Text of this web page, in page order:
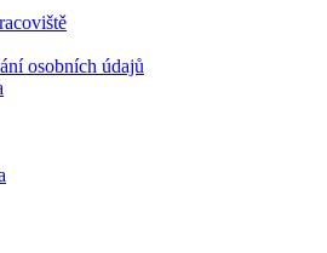
osobních údajů